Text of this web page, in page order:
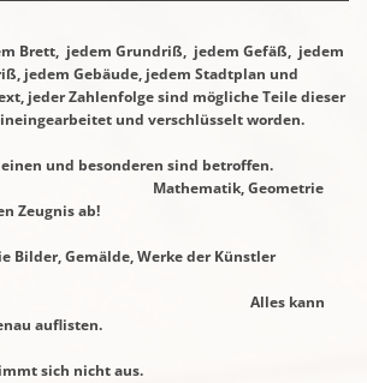
Brett, jedem Grundriß, jedem Gefäß, jedem
jedem Gebäude, jedem Stadtplan und
jeder Zahlenfolge sind mögliche Teile dieser
und verschlüsselt worden.
und besonderen sind betroffen.
Geometrie
Zeugnis ab!
Bilder, Gemälde, Werke der Künstler
kann
auflisten.
sich nicht aus.